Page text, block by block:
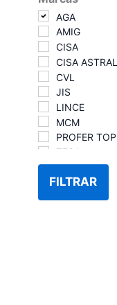
AGA
AMIG
CISA
CISA
CVL
JIS
LINCE
MCM
PROFER TOP
TESA
TESA T5
TESA TE5
FILTRAR